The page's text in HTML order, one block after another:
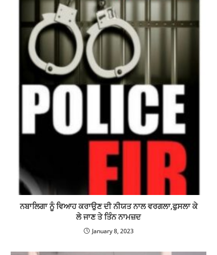
ਨਬਾਲਿਗਾ ਨੂੰ ਵਿਆਹ ਕਰਾਉਣ ਦੀ ਨੀਯਤ ਨਾਲ ਵਰਗਲਾ,ਫੁਸਲਾ ਕੇ
ਲੇ ਜਾਣ ਤੇ ਤਿੰਨ ਨਾਮਜ਼ਦ
January 8, 2023